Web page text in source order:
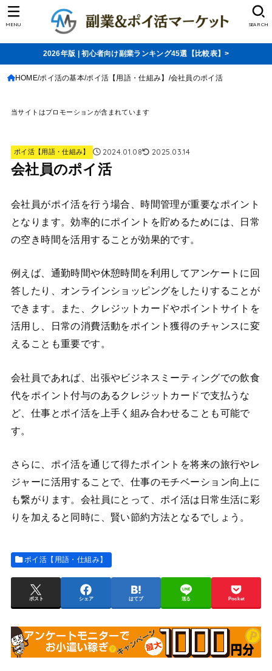
SEARCH
MENU
2026年版 | 初心者向け副業ランキング45選【比較表】>
HOME ポイ活の基本 ポイ活【用語・仕組み】 会社員のポイ活
当サイトはプロモーションが含まれています
ポイ活【用語・仕組み】 2024.01.08 2025.03.14
会社員のポイ活
会社員がポイ活を行う場合、時間管理が重要なポイント
となります。効率的にポイントを貯めるためには、日常
の空き時間を活用することが効果的です。
例えば、通勤時間や休憩時間を利用してアンケートに回
答したり、オンラインショッピングをしたりすることが
できます。また、クレジットカードやポイントサイトを
活用し、日常の消費活動をポイント獲得のチャンスに変
えることも重要です。
会社員であれば、出張やビジネスミーティングでの飲食
代をポイント付与のあるクレジットカードで支払うな
ど、仕事とポイ活を上手く組み合わせることも可能で
す。
さらに、ポイ活を通じて得たポイントを将来の旅行やレ
ジャーに活用することで、仕事のモチベーション向上に
も繋がります。会社員にとって、ポイ活は日常生活に彩
りを加えると同時に、賢い節約方法となるでしょう。
ポイ活【用語・仕組み】
ポスト シェア はてブ 送る Pocket